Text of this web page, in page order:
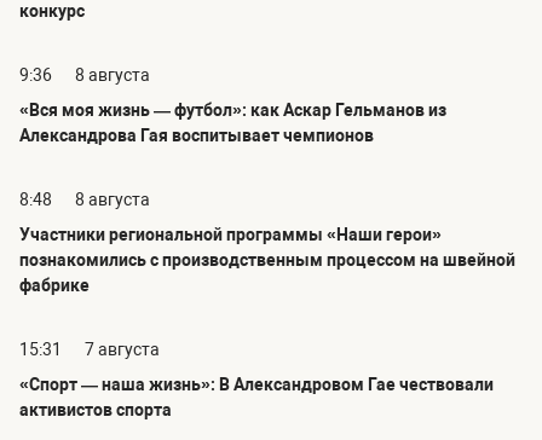
конкурс
9:36
8 августа
«Вся моя жизнь — футбол»: как Аскар Гельманов из
Александрова Гая воспитывает чемпионов
8:48
8 августа
Участники региональной программы «Наши герои»
познакомились с производственным процессом на швейной
фабрике
15:31
7 августа
«Спорт — наша жизнь»: В Александровом Гае чествовали
активистов спорта